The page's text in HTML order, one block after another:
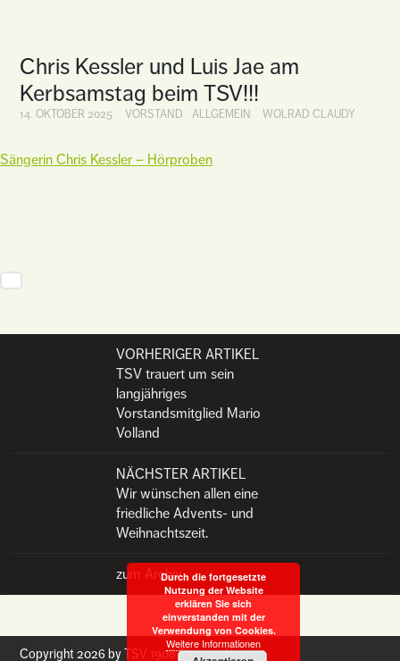
Chris Kessler und Luis Jae am
Kerbsamstag beim TSV!!!
14. OKTOBER 2025 VORSTAND ALLGEMEIN WOLRAD CLAUDY
Sängerin Chris Kessler – Hörproben
Post navigationVORHERIGER ARTIKEL
TSV trauert um sein
langjähriges
Vorstandsmitglied Mario
Volland
NÄCHSTER ARTIKEL
Wir wünschen allen eine
friedliche Advents- und
Weihnachtszeit.
zum Archiv
Copyright 2026 by TSV 1908 Richen e.V
Durch die fortgesetzte
Nutzung der Website
erklären Sie sich
einverstanden mit der
Verwendung von Cookies.
Weitere Informationen